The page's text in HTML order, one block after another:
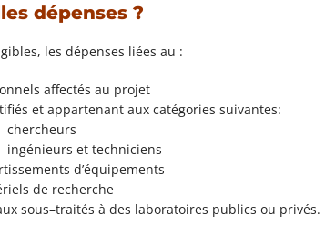
dépenses ?
les dépenses liées au :
affectés au projet
et appartenant aux catégories suivantes:
chercheurs
ingénieurs et techniciens
d’équipements
de recherche
sous–traités à des laboratoires publics ou privés.